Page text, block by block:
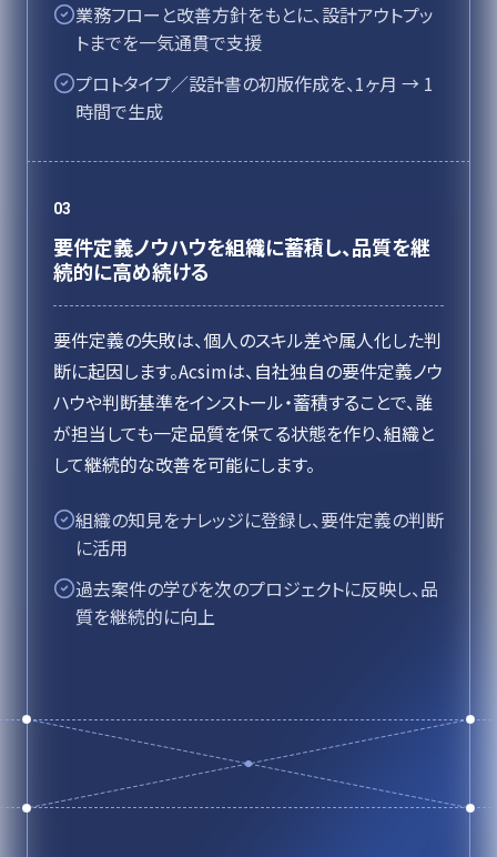
業務フローと改善方針をもとに、設計アウトプッ
トまでを一気通貫で支援
プロトタイプ／設計書の初版作成を、1ヶ月 → 1
時間で生成
03
要件定義ノウハウを組織に蓄積し、品質を継
続的に高め続ける
要件定義の失敗は、個人のスキル差や属人化した判
断に起因します。Acsimは、自社独自の要件定義ノウ
ハウや判断基準をインストール・蓄積することで、誰
が担当しても一定品質を保てる状態を作り、組織と
して継続的な改善を可能にします。
組織の知見をナレッジに登録し、要件定義の判断
に活用
過去案件の学びを次のプロジェクトに反映し、品
質を継続的に向上